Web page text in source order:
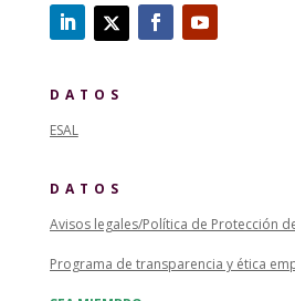
DATOS
ESAL
DATOS
Avisos legales/Política de Protección
Programa de transparencia y ética